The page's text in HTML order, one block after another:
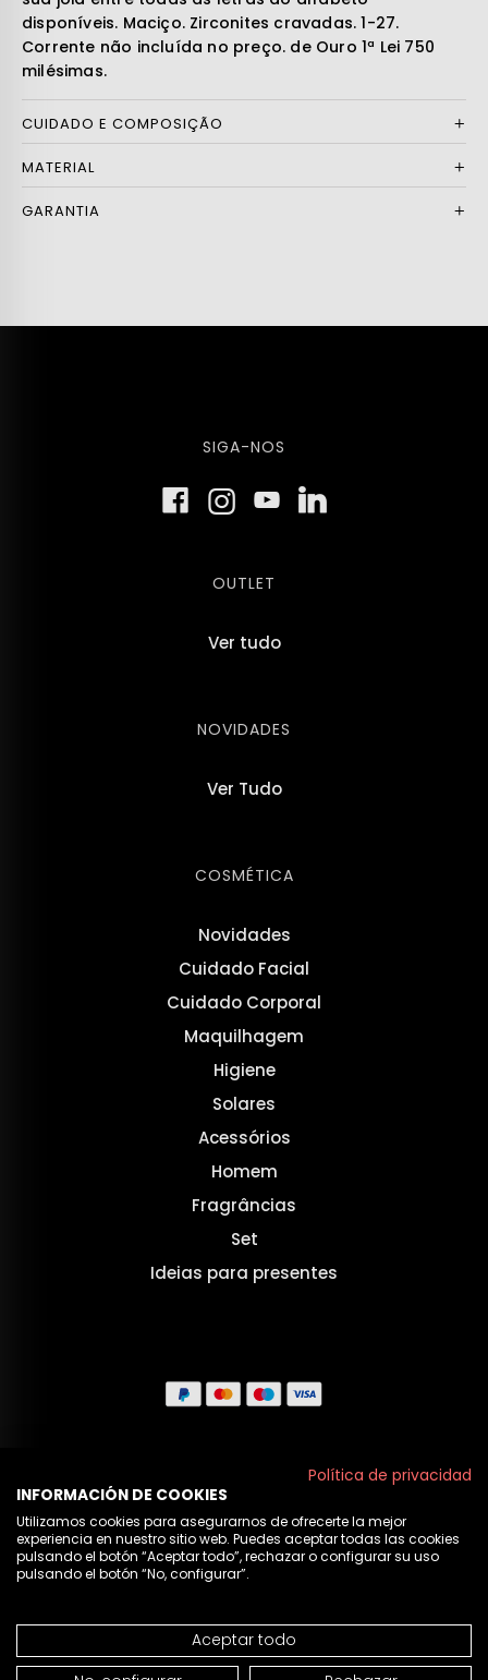
NÃO DISPONÍVEL
disponíveis. Maciço. Zirconites cravadas. 1-27.
Corrente não incluída no preço. de Ouro 1ª Lei 750
milésimas.
CUIDADO E COMPOSIÇÃO
MATERIAL
GARANTIA
SIGA-NOS
OUTLET
Ver tudo
NOVIDADES
Ver Tudo
COSMÉTICA
Novidades
Cuidado Facial
Cuidado Corporal
Maquilhagem
Higiene
Solares
Acessórios
Homem
Fragrâncias
Set
Ideias para presentes
Política de cookies
Nós
© 2026 Cristian Lay
Política de privacidad
INFORMACIÓN DE COOKIES
Utilizamos cookies para asegurarnos de ofrecerte la mejor
experiencia en nuestro sitio web. Puedes aceptar todas las cookies
pulsando el botón “Aceptar todo”, rechazar o configurar su uso
pulsando el botón “No, configurar”.
Aceptar todo